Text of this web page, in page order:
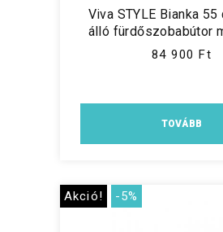
Viva STYLE Bianka 55
álló fürdőszobabútor
84 900 Ft
TOVÁBB
Akció! -5%